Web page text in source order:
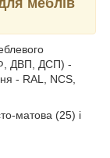
ДВП, ДСП) -
- RAL, NCS,
матова (25) і